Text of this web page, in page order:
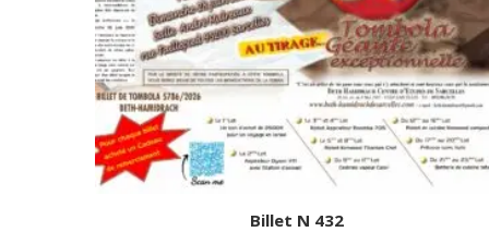
Billet N 432